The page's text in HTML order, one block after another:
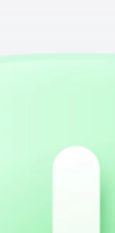
录后可以下载